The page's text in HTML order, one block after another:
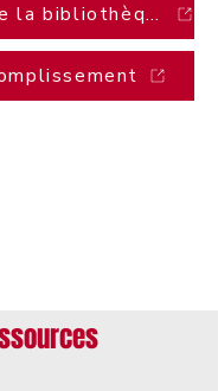
Ressources de la bibliothèque